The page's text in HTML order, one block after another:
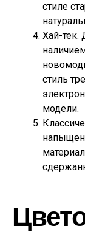
стиле
Хай-тек.
стиль
модели.